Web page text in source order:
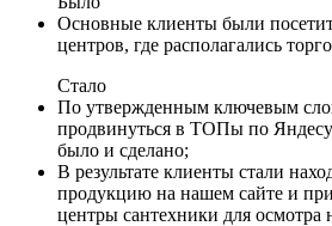
Основные клиенты были
центров, где располагались
Стало
По утвержденным ключевым
продвинуться в ТОПы по
было и сделано;
В результате клиенты стали
продукцию на нашем сайте и
центры сантехники для осмотра